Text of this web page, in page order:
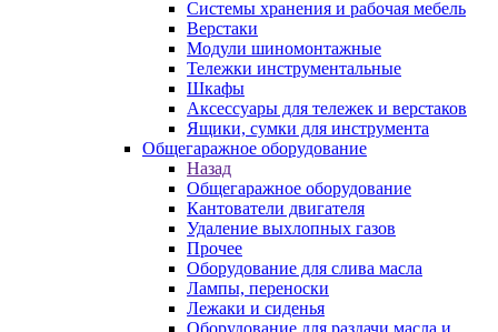
Системы хранения и рабочая мебель
Верстаки
Модули шиномонтажные
Тележки инструментальные
Шкафы
Аксессуары для тележек и верстаков
Ящики, сумки для инструмента
Общегаражное оборудование
Назад
Общегаражное оборудование
Кантователи двигателя
Удаление выхлопных газов
Прочее
Оборудование для слива масла
Лампы, переноски
Лежаки и сиденья
Оборудование для раздачи масла и